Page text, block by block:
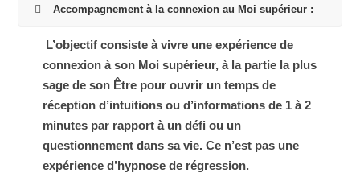
Accompagnement à la connexion au Moi supérieur :
L’objectif consiste à vivre une expérience de
connexion à son Moi supérieur, à la partie la plus
sage de son Être pour ouvrir un temps de
réception d’intuitions ou d’informations de 1 à 2
minutes par rapport à un défi ou un
questionnement dans sa vie. Ce n’est pas une
expérience d’hypnose de régression.